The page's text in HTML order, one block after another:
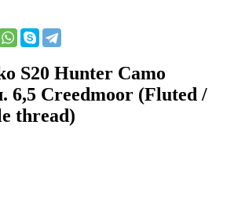
S20 Hunter Camo
6,5 Creedmoor (Fluted /
thread)